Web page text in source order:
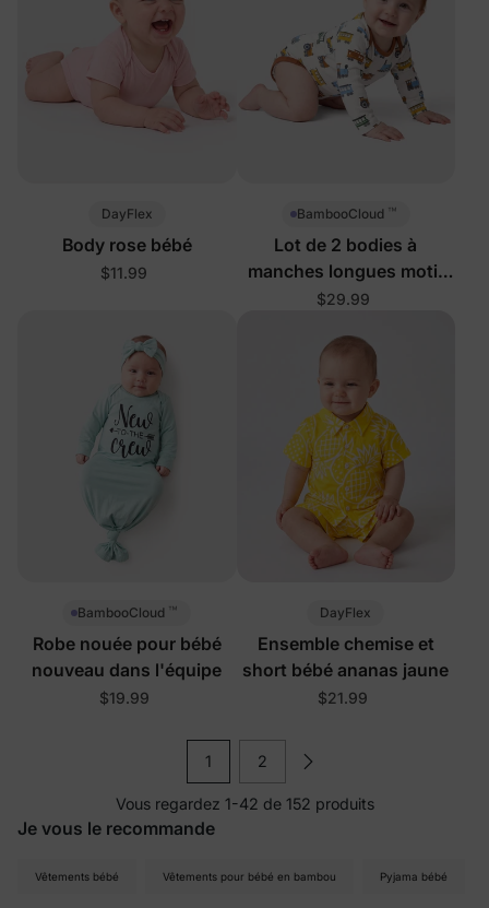
DayFlex
Body rose bébé
$11.99
BambooCloud ™
Lot de 2 bodies à
manches longues motif
train Choo Choo pour
$29.99
BambooCloud ™
Robe nouée pour bébé
nouveau dans l'équipe
$19.99
DayFlex
Ensemble chemise et
short bébé ananas jaune
$21.99
1 2
Vous regardez 1-42 de 152 produits
Je vous le recommande
Vêtements bébé Vêtements pour bébé en bambou Pyjama bébé